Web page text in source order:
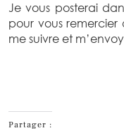
Je vous posterai
pour vous remercier
me suivre et
Partager :